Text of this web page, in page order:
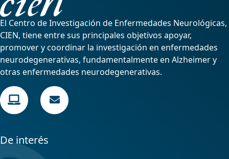
El Centro de Investigación de Enfermedades Neurológicas,
CIEN, tiene entre sus principales objetivos apoyar,
promover y coordinar la investigación en enfermedades
neurodegenerativas, fundamentalmente en Alzheimer y
otras enfermedades neurodegenerativas.
De interés